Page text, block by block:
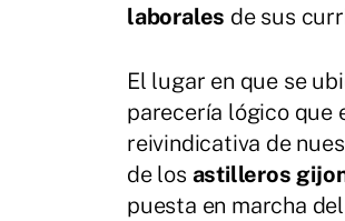
laborales de sus
El lugar en que se
parecería lógico que
reivindicativa de
de los astilleros
puesta en marcha del